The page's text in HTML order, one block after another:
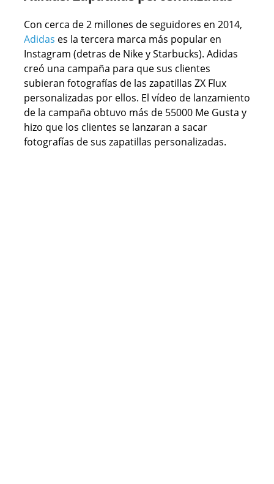
Con cerca de 2 millones de seguidores en 2014,
Adidas es la tercera marca más popular en
Instagram (detras de Nike y Starbucks). Adidas
creó una campaña para que sus clientes
subieran fotografías de las zapatillas ZX Flux
personalizadas por ellos. El vídeo de lanzamiento
de la campaña obtuvo más de 55000 Me Gusta y
hizo que los clientes se lanzaran a sacar
fotografías de sus zapatillas personalizadas.